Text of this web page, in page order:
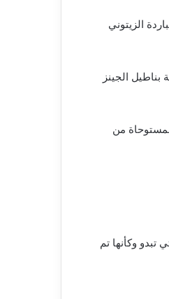
الزيتوني
ومن أبرز صيحات الموضة بناطيل الجينز
من
تبدو وكأنها تم